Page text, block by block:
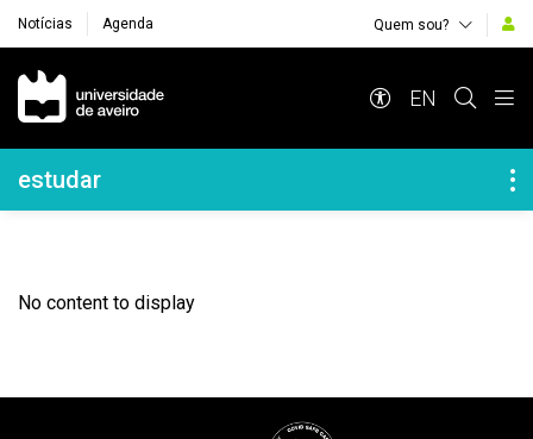
Notícias Agenda Quem sou?
Navegação Principal
EN
Navegação Lateral
estudar
No content to display